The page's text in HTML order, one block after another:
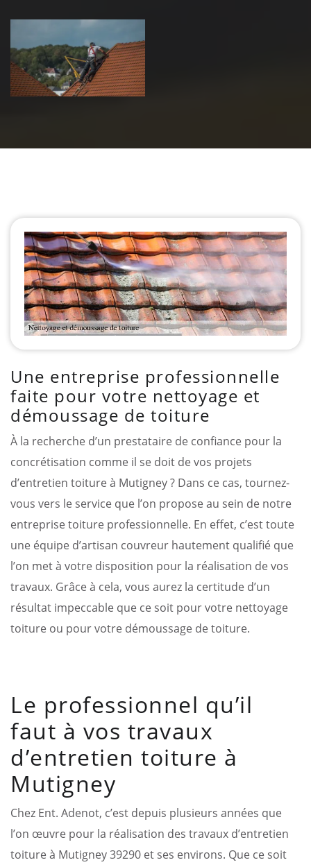
Urgence fuite
de toiture 39
Jura
Une entreprise professionnelle
faite pour votre nettoyage et
démoussage de toiture
À la recherche d’un prestataire de confiance pour la
concrétisation comme il se doit de vos projets
d’entretien toiture à Mutigney ? Dans ce cas, tournez-
vous vers le service que l’on propose au sein de notre
entreprise toiture professionnelle. En effet, c’est toute
une équipe d’artisan couvreur hautement qualifié que
l’on met à votre disposition pour la réalisation de vos
travaux. Grâce à cela, vous aurez la certitude d’un
résultat impeccable que ce soit pour votre nettoyage
toiture ou pour votre démoussage de toiture.
Le professionnel qu’il
faut à vos travaux
d’entretien toiture à
Mutigney
Chez Ent. Adenot, c’est depuis plusieurs années que
l’on œuvre pour la réalisation des travaux d’entretien
toiture à Mutigney 39290 et ses environs. Que ce soit